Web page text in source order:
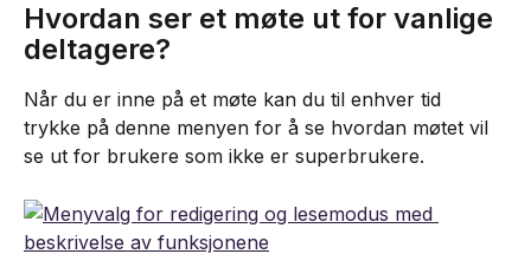
Hvordan ser et møte ut for vanlige
deltagere?
Når du er inne på et møte kan du til enhver tid
trykke på denne menyen for å se hvordan møtet vil
se ut for brukere som ikke er superbrukere.